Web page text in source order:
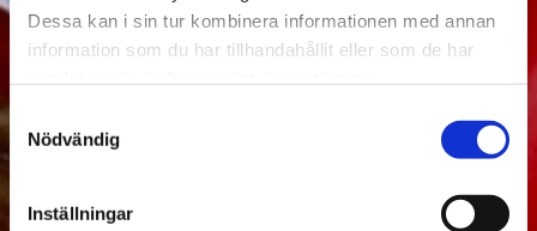
Dessa kan i sin tur kombinera informationen med annan
information som du har tillhandahållit eller som de har
Samtyckesval
Nödvändig
Inställningar